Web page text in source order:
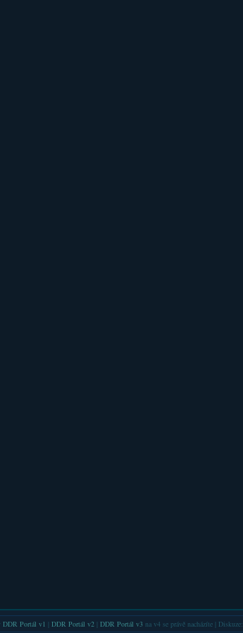
DDR Portál v1 DDR Portál v2| DDR Portál v3na v4 se právě nacházíte | Diskuze: